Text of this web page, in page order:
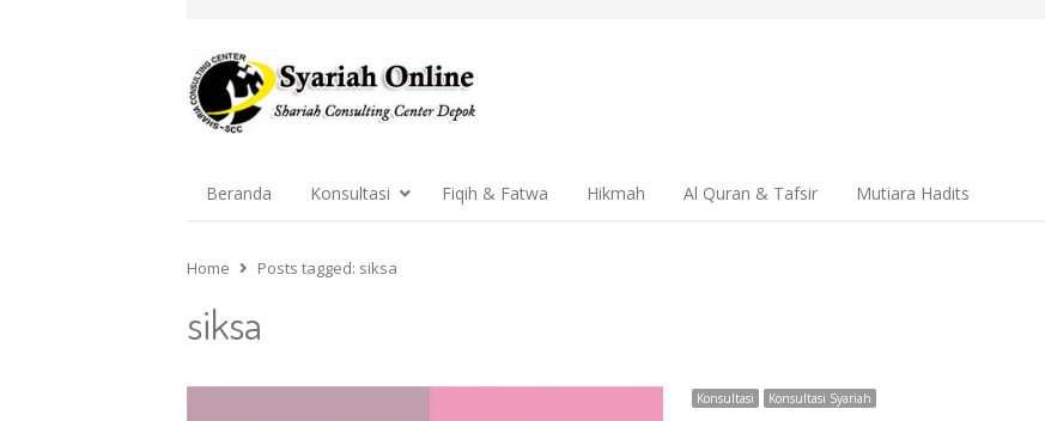
Beranda Konsultasi Fiqih & Fatwa Hikmah Al Quran & Tafsir Mutiara Hadits
Home
Posts tagged: siksa
siksa
Konsultasi Konsultasi Syariah